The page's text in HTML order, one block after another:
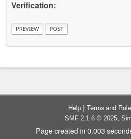
Verification:
Help | Terms and
SMF 2.1.6 © 2025,
Page created in 0.003